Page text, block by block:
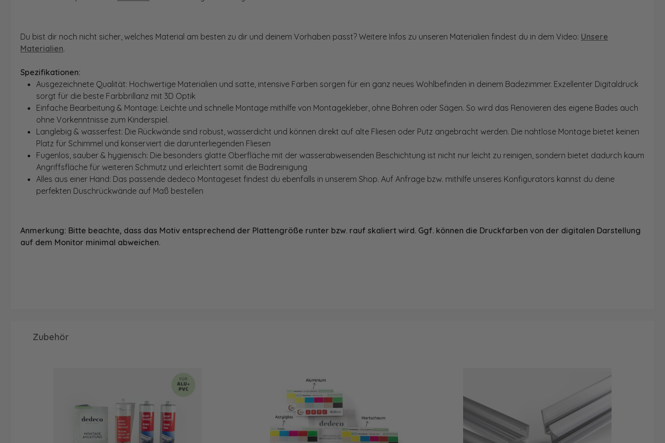
Du bist dir noch nicht sicher, welches Material am besten zu dir und deinem Vorhaben passt? Weitere Infos zu unseren Materialien findest du in dem Video: Unsere
Materialien.
Spezifikationen:
Ausgezeichnete Qualität: Hochwertige Materialien und satte, intensive Farben sorgen für ein ganz neues Wohlbefinden in deinem Badezimmer. Exzellenter Digitaldruck
sorgt für die beste Farbbrillanz mit 3D Optik
Einfache Bearbeitung & Montage: Leichte und schnelle Montage mithilfe von Montagekleber, ohne Bohren oder Sägen. So wird das Renovieren des eigene Bades auch
ohne Vorkenntnisse zum Kinderspiel.
Langlebig & wasserfest: Die Rückwände sind robust, wasserdicht und können direkt auf alte Fliesen oder Putz angebracht werden. Die nahtlose Montage bietet keinen
Platz für Schimmel und konserviert die darunterliegenden Fliesen
Fugenlos, sauber & hygienisch: Die besonders glatte Oberfläche mit der wasserabweisenden Beschichtung ist nicht nur leicht zu reinigen, sondern bietet dadurch kaum
Angriffsfläche für weiteren Schmutz und erleichtert somit die Badreinigung
Alles aus einer Hand: Das passende dedeco Montageset findest du ebenfalls in unserem Shop. Auf Anfrage bzw. mithilfe unseres Konfigurators kannst du deine
perfekten Duschrückwände auf Maß bestellen
Anmerkung: Bitte beachte, dass das Motiv entsprechend der Plattengröße runter bzw. rauf skaliert wird. Ggf. können die Druckfarben von der digitalen Darstellung
auf dem Monitor minimal abweichen.
Produktgalerie überspringen
Zubehör